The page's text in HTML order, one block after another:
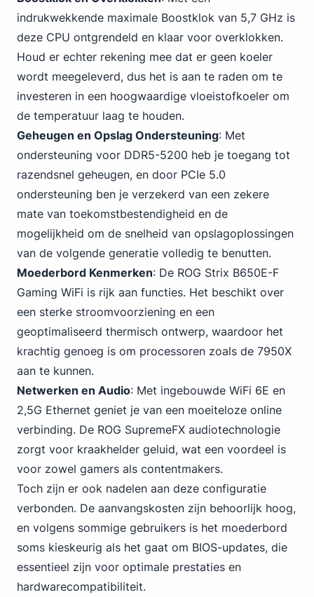
indrukwekkende maximale Boostklok van 5,7 GHz is
deze CPU ontgrendeld en klaar voor overklokken.
Houd er echter rekening mee dat er geen koeler
wordt meegeleverd, dus het is aan te raden om te
investeren in een hoogwaardige vloeistofkoeler om
de temperatuur laag te houden.
Geheugen en Opslag Ondersteuning: Met
ondersteuning voor DDR5-5200 heb je toegang tot
razendsnel geheugen, en door PCIe 5.0
ondersteuning ben je verzekerd van een zekere
mate van toekomstbestendigheid en de
mogelijkheid om de snelheid van opslagoplossingen
van de volgende generatie volledig te benutten.
Moederbord Kenmerken: De ROG Strix B650E-F
Gaming WiFi is rijk aan functies. Het beschikt over
een sterke stroomvoorziening en een
geoptimaliseerd thermisch ontwerp, waardoor het
krachtig genoeg is om processoren zoals de 7950X
aan te kunnen.
Netwerken en Audio: Met ingebouwde WiFi 6E en
2,5G Ethernet geniet je van een moeiteloze online
verbinding. De ROG SupremeFX audiotechnologie
zorgt voor kraakhelder geluid, wat een voordeel is
voor zowel gamers als contentmakers.
Toch zijn er ook nadelen aan deze configuratie
verbonden. De aanvangskosten zijn behoorlijk hoog,
en volgens sommige gebruikers is het moederbord
soms kieskeurig als het gaat om BIOS-updates, die
essentieel zijn voor optimale prestaties en
hardwarecompatibiliteit.